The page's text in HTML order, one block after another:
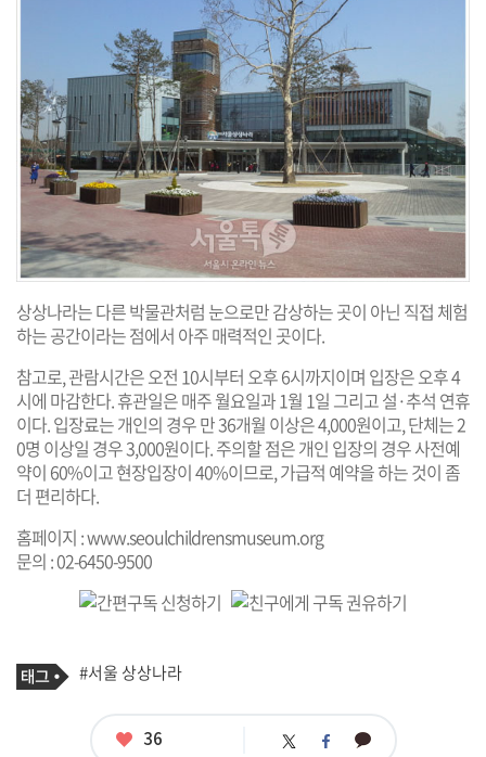
상상나라는 다른 박물관처럼 눈으로만 감상하는 곳이 아닌 직접 체험
하는 공간이라는 점에서 아주 매력적인 곳이다.
참고로, 관람시간은 오전 10시부터 오후 6시까지이며 입장은 오후 4
시에 마감한다. 휴관일은 매주 월요일과 1월 1일 그리고 설·추석 연휴
이다. 입장료는 개인의 경우 만 36개월 이상은 4,000원이고, 단체는 2
0명 이상일 경우 3,000원이다. 주의할 점은 개인 입장의 경우 사전예
약이 60%이고 현장입장이 40%이므로, 가급적 예약을 하는 것이 좀
더 편리하다.
홈페이지 :www.seoulchildrensmuseum.org
문의 : 02-6450-9500
기
사
태
그
#서울 상상나라
좋
36 트 페 카